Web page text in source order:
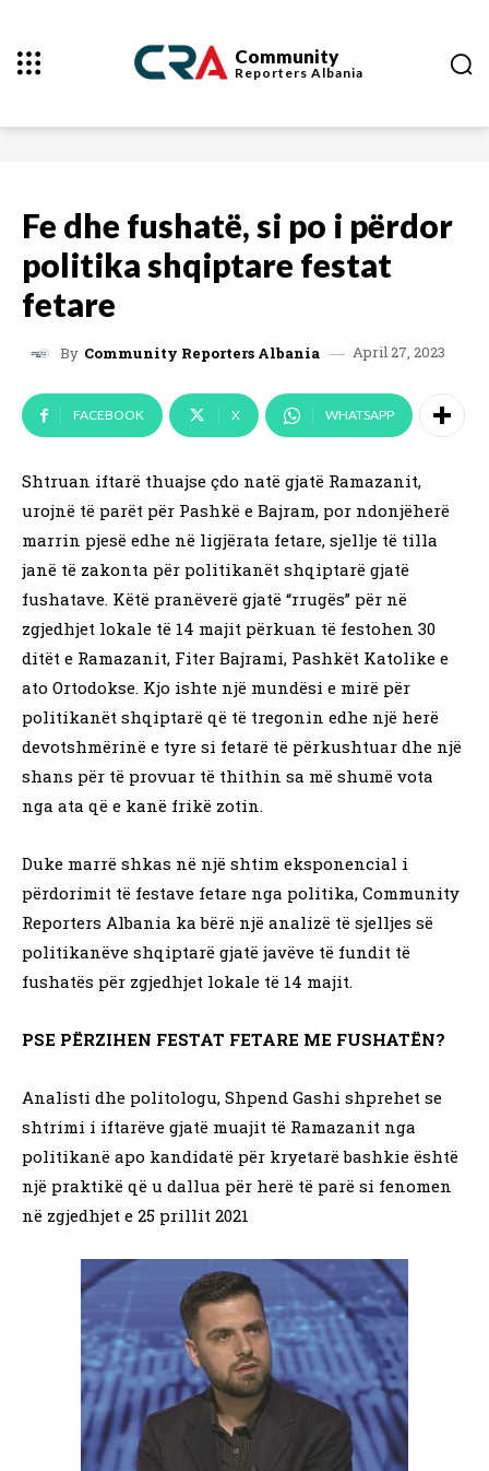
Community
Reporters Albania
Fe dhe fushatë, si po i përdor
politika shqiptare festat
fetare
By Community Reporters Albania April 27, 2023
FACEBOOK X WHATSAPP
Shtruan iftarë thuajse çdo natë gjatë Ramazanit,
urojnë të parët për Pashkë e Bajram, por ndonjëherë
marrin pjesë edhe në ligjërata fetare, sjellje të tilla
janë të zakonta për politikanët shqiptarë gjatë
fushatave. Këtë pranëverë gjatë “rrugës” për në
zgjedhjet lokale të 14 majit përkuan të festohen 30
ditët e Ramazanit, Fiter Bajrami, Pashkët Katolike e
ato Ortodokse. Kjo ishte një mundësi e mirë për
politikanët shqiptarë që të tregonin edhe një herë
devotshmërinë e tyre si fetarë të përkushtuar dhe një
shans për të provuar të thithin sa më shumë vota
nga ata që e kanë frikë zotin.
Duke marrë shkas në një shtim eksponencial i
përdorimit të festave fetare nga politika, Community
Reporters Albania ka bërë një analizë të sjelljes së
politikanëve shqiptarë gjatë javëve të fundit të
fushatës për zgjedhjet lokale të 14 majit.
PSE PËRZIHEN FESTAT FETARE ME FUSHATËN?
Analisti dhe politologu, Shpend Gashi shprehet se
shtrimi i iftarëve gjatë muajit të Ramazanit nga
politikanë apo kandidatë për kryetarë bashkie është
një praktikë që u dallua për herë të parë si fenomen
në zgjedhjet e 25 prillit 2021